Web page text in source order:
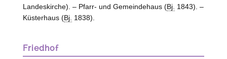
Landeskirche). – Pfarr- und Gemeindehaus (Bj. 1843). –
Küsterhaus (Bj. 1838).
Friedhof